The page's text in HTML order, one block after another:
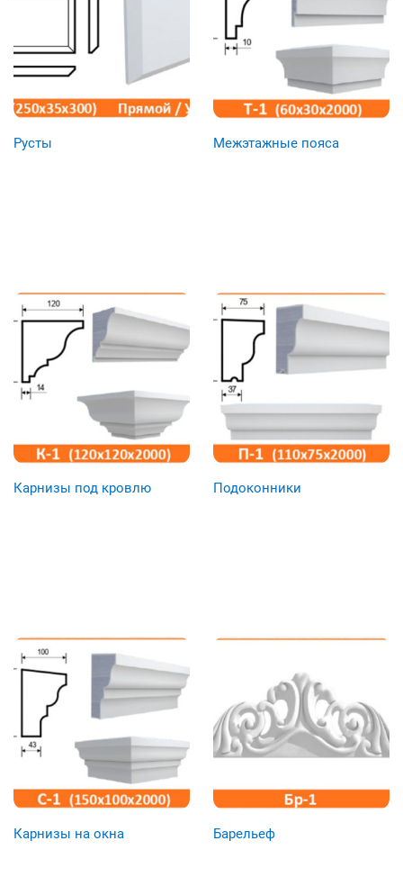
Русты Межэтажные пояса
Карнизы под кровлю Подоконники
Карнизы на окна Барельеф